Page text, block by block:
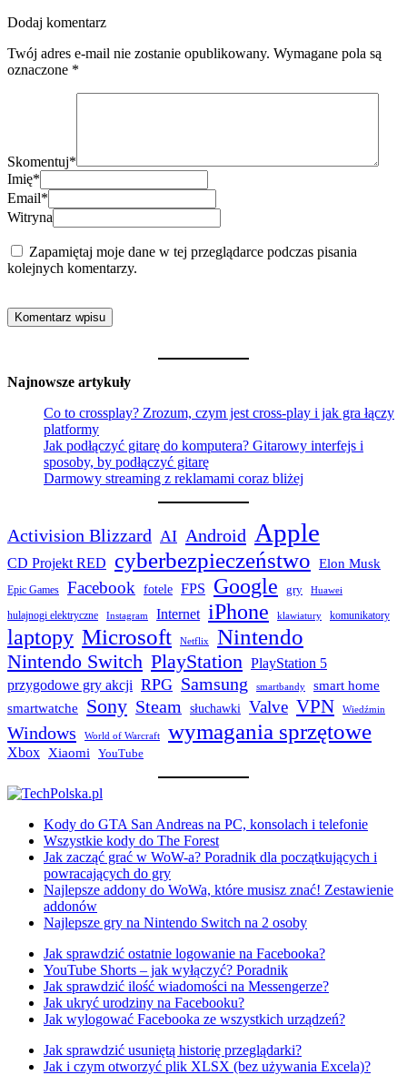
Dodaj komentarz
Twój adres e-mail nie zostanie opublikowany. Wymagane pola są
oznaczone *
Skomentuj*
Imię*
Email*
Witryna
Zapamiętaj moje dane w tej przeglądarce podczas pisania
kolejnych komentarzy.
Najnowsze artykuły
Co to crossplay? Zrozum, czym jest cross-play i jak gra łączy
platformy
Jak podłączyć gitarę do komputera? Gitarowy interfejs i
sposoby, by podłączyć gitarę
Darmowy streaming z reklamami coraz bliżej
Activision Blizzard AI Android Apple
CD Projekt RED cyberbezpieczeństwo Elon Musk
Epic Games Facebook fotele FPS Google gry Huawei
hulajnogi elektryczne Instagram Internet iPhone klawiatury komunikatory
laptopy Microsoft Netflix Nintendo
Nintendo Switch PlayStation PlayStation 5
przygodowe gry akcji RPG Samsung smartbandy smart home
smartwatche Sony Steam słuchawki Valve VPN Wiedźmin
Windows World of Warcraft wymagania sprzętowe
Xbox Xiaomi YouTube
Kody do GTA San Andreas na PC, konsolach i telefonie
Wszystkie kody do The Forest
Jak zacząć grać w WoW-a? Poradnik dla początkujących i
powracających do gry
Najlepsze addony do WoWa, które musisz znać! Zestawienie
addonów
Najlepsze gry na Nintendo Switch na 2 osoby
Jak sprawdzić ostatnie logowanie na Facebooka?
YouTube Shorts – jak wyłączyć? Poradnik
Jak sprawdzić ilość wiadomości na Messengerze?
Jak ukryć urodziny na Facebooku?
Jak wylogować Facebooka ze wszystkich urządzeń?
Jak sprawdzić usuniętą historię przeglądarki?
Jak i czym otworzyć plik XLSX (bez używania Excela)?